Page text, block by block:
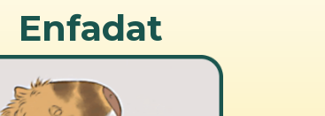
Enfadat